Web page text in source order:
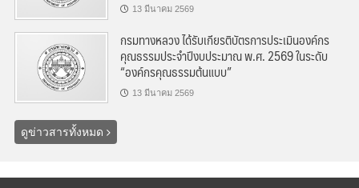
13 มีนาคม 2569
กรมทางหลวง ได้รับเกียรติบัตรการประเมินองค์กร
คุณธรรมประจำปีงบประมาณ พ.ศ. 2569 ในระดับ
“องค์กรคุณธรรมต้นแบบ”
13 มีนาคม 2569
ดูข่าวสารทั้งหมด